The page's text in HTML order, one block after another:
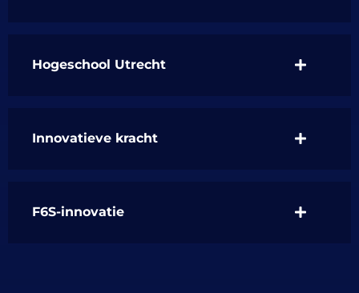
Hogeschool Utrecht
Innovatieve kracht
F6S-innovatie